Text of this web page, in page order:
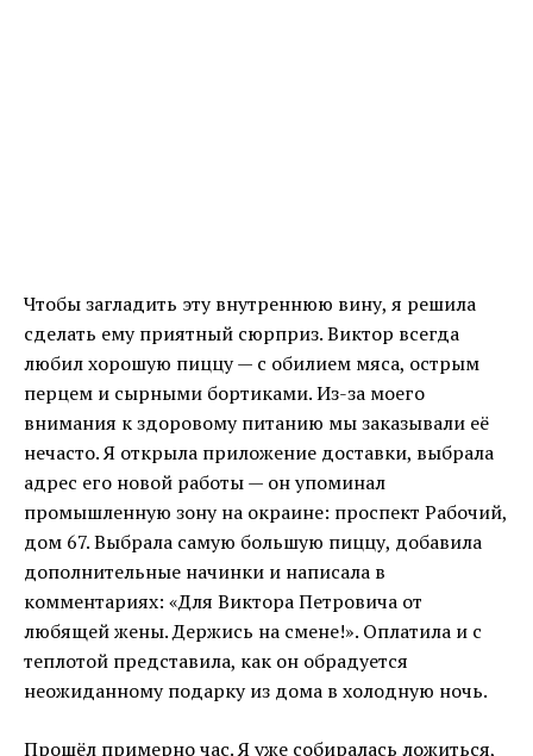
Чтобы загладить эту внутреннюю вину, я решила
сделать ему приятный сюрприз. Виктор всегда
любил хорошую пиццу — с обилием мяса, острым
перцем и сырными бортиками. Из-за моего
внимания к здоровому питанию мы заказывали её
нечасто. Я открыла приложение доставки, выбрала
адрес его новой работы — он упоминал
промышленную зону на окраине: проспект Рабочий,
дом 67. Выбрала самую большую пиццу, добавила
дополнительные начинки и написала в
комментариях: «Для Виктора Петровича от
любящей жены. Держись на смене!». Оплатила и с
теплотой представила, как он обрадуется
неожиданному подарку из дома в холодную ночь.
Прошёл примерно час. Я уже собиралась ложиться,